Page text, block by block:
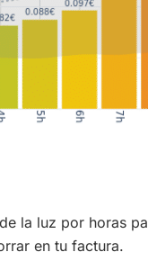
la luz por horas
en tu factura.